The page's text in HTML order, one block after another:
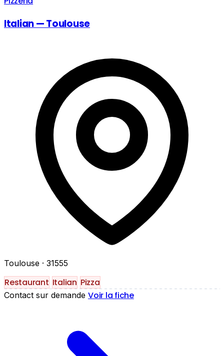
Italian — Toulouse
Toulouse · 31555
Restaurant Italian Pizza
Contact sur demande Voir la fiche